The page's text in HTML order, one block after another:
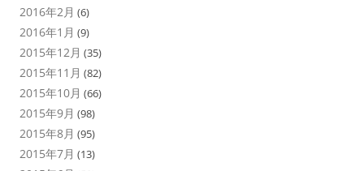
2016年2月 (6)
2016年1月 (9)
2015年12月 (35)
2015年11月 (82)
2015年10月 (66)
2015年9月 (98)
2015年8月 (95)
2015年7月 (13)